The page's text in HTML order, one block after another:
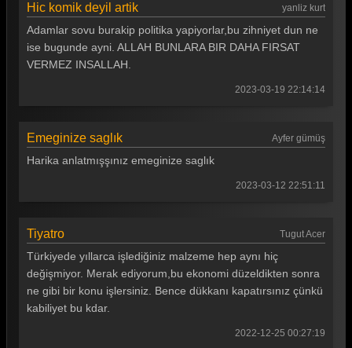
Hic komik deyil artik yanliz kurt
Adamlar sovu burakip politika yapiyorlar,bu zihniyet dun ne
ise bugunde ayni. ALLAH BUNLARA BIR DAHA FIRSAT
VERMEZ INSALLAH.
2023-03-19 22:14:14
Emeginize saglık Ayfer gümüş
Harika anlatmışşınız emeginize saglık
2023-03-12 22:51:11
Tiyatro Tugut Acer
Türkiyede yıllarca işlediğiniz malzeme hep aynı hiç
değişmiyor. Merak ediyorum,bu ekonomi düzeldikten sonra
ne gibi bir konu işlersiniz. Bence dükkanı kapatırsınız çünkü
kabiliyet bu kdar.
2022-12-25 00:27:19